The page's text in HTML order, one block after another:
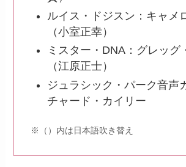
ルイス・ドジスン：キャメ
（小室正幸）
ミスター・DNA：グレッグ
（江原正士）
ジュラシック・パーク音声
チャード・カイリー
※（）内は日本語吹き替え